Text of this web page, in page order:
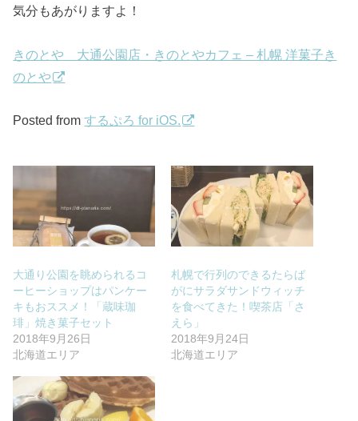
気分もあがりますよ！
きのとや 大通公園店・きのとやカフェ – 札幌 洋菓子き
のとや
Posted fromするぷろ for iOS.
大通り公園を眺められるコ
ーヒーショップはパンケー
キもおススメ！「蔵味珈
琲」焼き菓子セット
2018年9月26日
北海道エリア
札幌で行列のできるたらば
がにサラダサンドウィッチ
を食べてきた！喫茶店「さ
えら」
2018年9月24日
北海道エリア